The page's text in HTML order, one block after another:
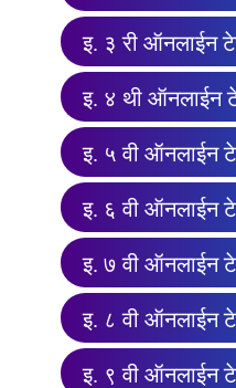
इ. ३ री ऑनलाईन
इ. ४ थी ऑनलाईन
इ. ५ वी ऑनलाईन
इ. ६ वी ऑनलाईन
इ. ७ वी ऑनलाईन
इ. ८ वी ऑनलाईन
इ. ९ वी ऑनलाईन